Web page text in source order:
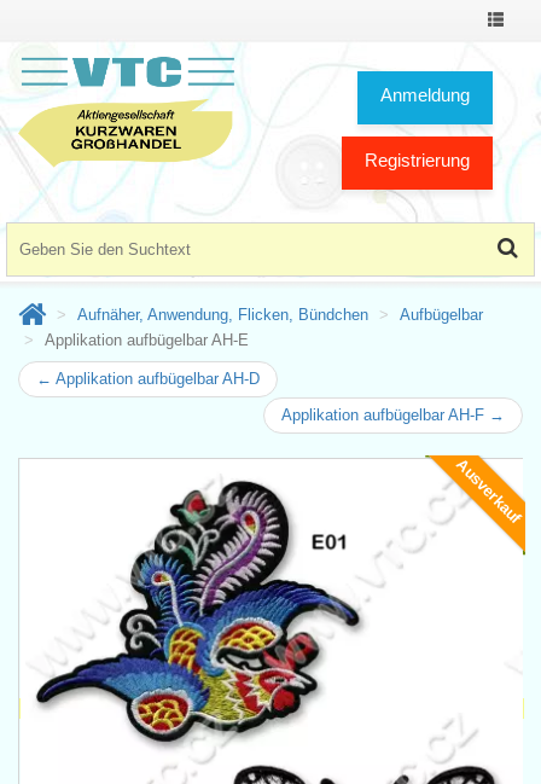
Toggle
Anmeldung
Registrierung
Aufnäher, Anwendung, Flicken, Bündchen
Aufbügelbar
Applikation aufbügelbar AH-E
← Applikation aufbügelbar AH-D
Applikation aufbügelbar AH-F →
Ausverkauf